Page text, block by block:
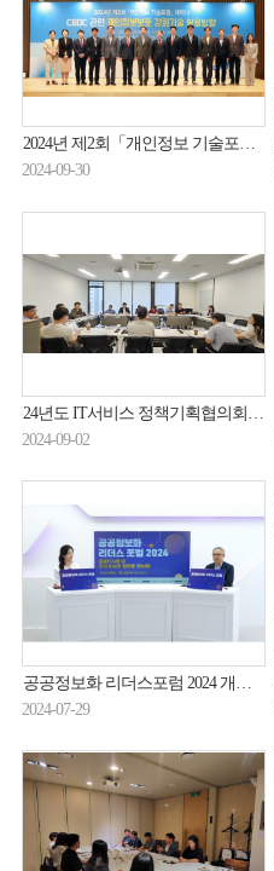
2024년 제2회「개인정보 기술포럼 」세미나 개최 (24.9.24.)
2024-09-30
24년도 IT서비스 정책기획협의회 제3차 정기회의 개최(24.8.27.)
2024-09-02
공공정보화 리더스포럼 2024 개최(24.07.25.)
2024-07-29